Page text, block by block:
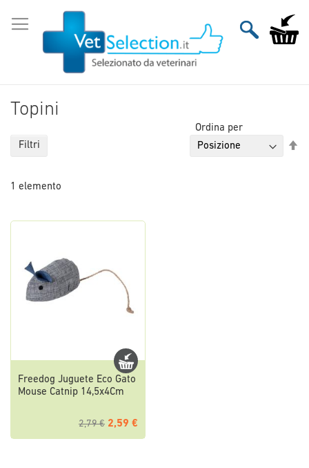
al
contenuto
Carrello
Topini
1 elemento
Ordina per
Freedog Juguete Eco Gato
Mouse Catnip 14,5x4Cm
2,79 € 2,59 €
Filtri